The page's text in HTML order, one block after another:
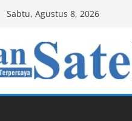
Sabtu, Agustus 8, 2026